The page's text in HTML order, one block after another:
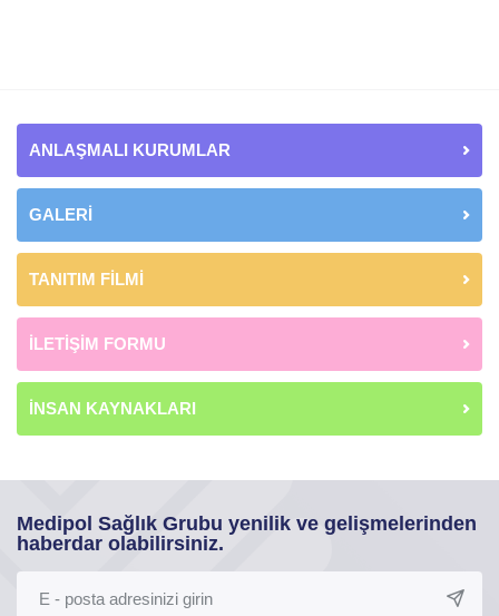
ANLAŞMALI KURUMLAR
GALERİ
TANITIM FİLMİ
İLETİŞİM FORMU
İNSAN KAYNAKLARI
Medipol Sağlık Grubu yenilik ve gelişmelerinden
haberdar olabilirsiniz.